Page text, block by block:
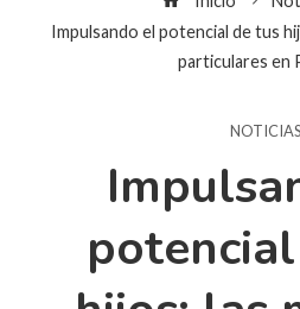
Impulsando el potencial de tus
particulares en
NOTICIAS